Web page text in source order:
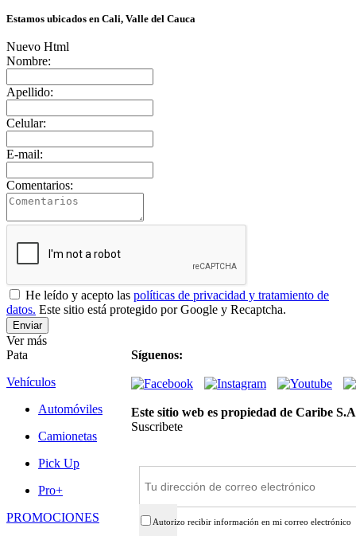
Estamos ubicados en Cali, Valle del Cauca
Nuevo Html
Nombre:
Apellido:
Celular:
E-mail:
Comentarios:
He leído y acepto las políticas de privacidad y tratamiento de
datos. Este sitio está protegido por Google y Recaptcha.
Ver más
Pata
Vehículos
Automóviles
Camionetas
Pick Up
Pro+
PROMOCIONES
Síguenos:
Este sitio web es propiedad de Caribe
Suscribete
Autorizo recibir información en mi correo electrónico